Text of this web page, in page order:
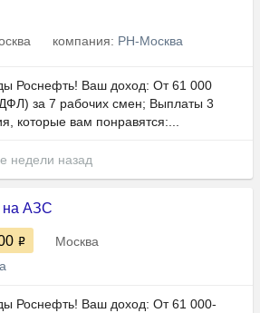
компания: РН-Москва
Роснефть! Ваш доход: От 61 000
за 7 рабочих смен; Выплаты 3
которые вам понравятся:...
недели назад
на АЗС
Москва
Роснефть! Ваш доход: От 61 000-